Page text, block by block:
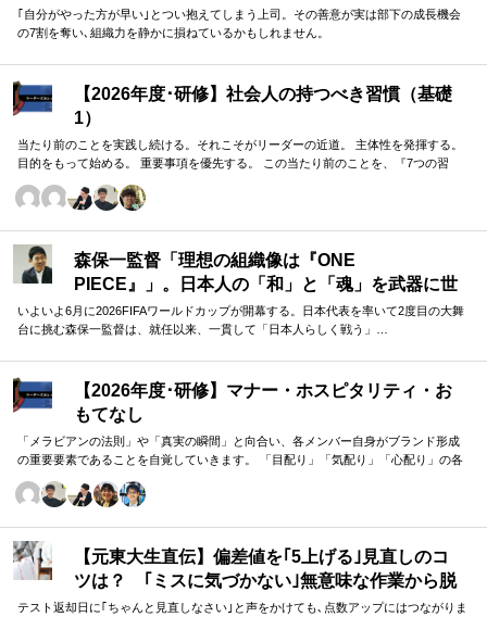
１．現状・成果の把握 ・リーダーではない立場だからこそ、メンバー
としてのチームへの貢献について価値の提供ができた。 ・自身が立て
コーチングを受けることで新たな観点をもらうことができた。 自分
の中でのPJと周囲とのギャップを知ることができた。 ２．ギャップの
分析・課題の抽出 自分にはSL、TLの視座が足りていないことを痛感し
た。少しでも近づけるように準備が必要。TL、SLが目指している姿に
ついて理解するために意見交換の場を設ける。 ３．今後の対策・計画
・コミュニティリーチのこれからの具体的な戦略決め ・チームメンバ
ーと話す機会を作る ・TLと共に新規チームメンバーのサポートを行う
■【周囲への感謝】リーダーやコーチに具体的に感謝したいこと■ 誰か
スしてくれたメンバーには名前の前に◎をつけてください。（1人の
み） 犬山さん 自身が関わっていたPJの弱点や1メンターとしての意
見をもらうことができました。コーチングをしていただくことで、自
分が目指そうとしていたPJの理想にどのように持っていけば良いのか
になる方法
｢自分がやった方が早い｣とつい抱えてしまう上司。その善意が実は部下の成長機会
の7割を奪い､組織力を静かに損ねているかもしれません。
【2026年度･研修】社会人の持つべき習慣（基礎
1）
当たり前のことを実践し続ける。それこそがリーダーの近道。 主体性を発揮する。
目的をもって始める。 重要事項を優先する。 この当たり前のことを、『7つの習
バーのための研修です。
森保一監督「理想の組織像は『ONE
PIECE』」。日本人の「和」と「魂」を武器に世
界へ挑む①
いよいよ6月に2026FIFAワールドカップが開幕する。日本代表を率いて2度目の大舞
台に挑む森保一監督は、就任以来、一貫して「日本人らしく戦う」…
【2026年度･研修】マナー・ホスピタリティ・お
もてなし
「メラビアンの法則」や「真実の瞬間」と向合い、各メンバー自身がブランド形成
の重要要素であることを自覚していきます。 「目配り」「気配り」「心配り」の各
について研究。 「マニュアル」「サービス」を理解・実践するのは当然。 「ホスピ
【元東大生直伝】偏差値を｢5上げる｣見直しのコ
ツは？ ｢ミスに気づかない｣無意味な作業から脱
却を…カギは試験"前"
テスト返却日に｢ちゃんと見直しなさい｣と声をかけても､点数アップにはつながりま